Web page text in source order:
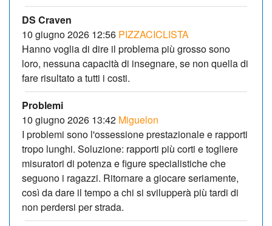
DS Craven
10 giugno 2026 12:56 PIZZACICLISTA
Hanno voglia di dire il problema più grosso sono
loro, nessuna capacità di insegnare, se non quella di
fare risultato a tutti i costi.
Problemi
10 giugno 2026 13:42 Miguelon
I problemi sono l'ossessione prestazionale e rapporti
tropo lunghi. Soluzione: rapporti più corti e togliere
misuratori di potenza e figure specialistiche che
seguono i ragazzi. Ritornare a giocare seriamente,
così da dare il tempo a chi si svilupperà più tardi di
non perdersi per strada.